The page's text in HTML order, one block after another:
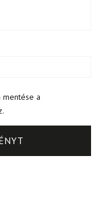
mentése a